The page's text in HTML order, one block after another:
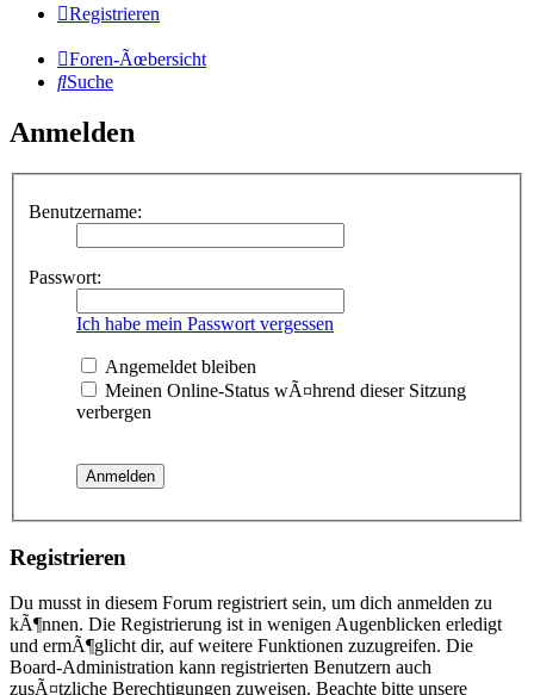
Registrieren
Foren-Ãœbersicht
Suche
Anmelden
Benutzername:
Passwort:
Ich habe mein Passwort vergessen
Angemeldet bleiben
Meinen Online-Status wÃ¤hrend dieser Sitzung
verbergen
Registrieren
Du musst in diesem Forum registriert sein, um dich anmelden zu
kÃ¶nnen. Die Registrierung ist in wenigen Augenblicken erledigt
und ermÃ¶glicht dir, auf weitere Funktionen zuzugreifen. Die
Board-Administration kann registrierten Benutzern auch
zusÃ¤tzliche Berechtigungen zuweisen. Beachte bitte unsere